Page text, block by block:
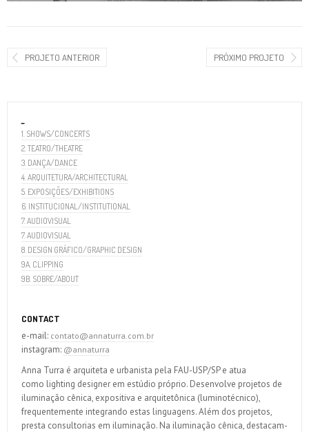
PRÓXIMO PROJETO
PROJETO ANTERIOR
1. SHOWS/CONCERTS
2. TEATRO/THEATRE
3. DANÇA/DANCE
4. ARQUITETURA/ARCHITECTURAL
5. EXPOSIÇÕES/EXHIBITIONS
6. INSTITUCIONAL/INSTITUTIONAL
7. AUDIOVISUAL
7. AUDIOVISUAL
8. DESIGN GRÁFICO/GRAPHIC DESIGN
9A. CLIPPING
9B. SOBRE/ABOUT
CONTACT
e-mail: contato@annaturra.com.br
instagram: @annaturra
Anna Turra é arquiteta e urbanista pela FAU-USP/SP e atua
como lighting designer em estúdio próprio. Desenvolve projetos de
iluminação cênica, expositiva e arquitetônica (luminotécnico),
frequentemente integrando estas linguagens. Além dos projetos,
presta consultorias em iluminação. Na iluminação cênica, destacam-